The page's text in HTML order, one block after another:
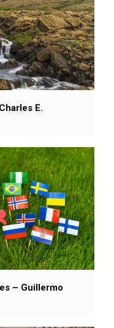
E.
– Guillermo